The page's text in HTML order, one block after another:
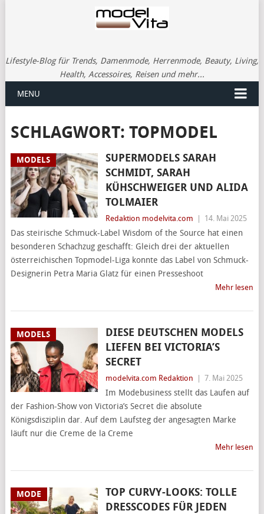
Lifestyle-Blog für Trends, Damenmode, Herrenmode, Beauty, Living,
Health, Accessoires, Reisen und mehr...
MENU
SCHLAGWORT: TOPMODEL
MODELS
SUPERMODELS SARAH
SCHMIDT, SARAH
KÜHSCHWEIGER UND ALIDA
TOLMAIER
Redaktion modelvita.com 14. Mai 2025
Das steirische Schmuck-Label Wisdom of the Source hat einen
besonderen Schachzug geschafft: Gleich drei der aktuellen
österreichischen Topmodel-Liga konnte das Label von Schmuck-
Designerin Petra Maria Glatz für einen Presseshoot
Mehr lesen
MODELS
DIESE DEUTSCHEN MODELS
LIEFEN BEI VICTORIA’S
SECRET
modelvita.com Redaktion 7. Mai 2025
Im Modebusiness stellt das Laufen auf
der Fashion-Show von Victoria’s Secret die absolute
Königsdisziplin dar. Auf dem Laufsteg der angesagten Marke
läuft nur die Creme de la Creme
Mehr lesen
MODE
TOP CURVY-LOOKS: TOLLE
DRESSCODES FÜR JEDEN